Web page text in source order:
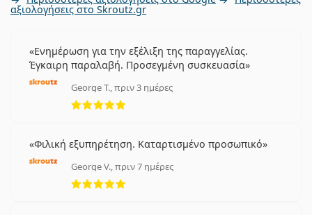
αξιολογήσεις στο Skroutz.gr
Ενημέρωση για την εξέλιξη της παραγγελίας.
Έγκαιρη παραλαβή. Προσεγμένη συσκευασία
George T., πριν 3 ημέρες
5 αξιολογήσεις από 5
Φιλική εξυπηρέτηση. Καταρτισμένο προσωπικό
George V., πριν 7 ημέρες
5 αξιολογήσεις από 5